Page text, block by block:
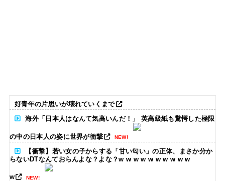
好青年の片思いが壊れていくまで
海外「日本人はなんて気高いんだ！」 英高級紙も驚愕した極限
の中の日本人の姿に世界が衝撃 NEW!
【衝撃】若い女の子からする「甘い匂い」の正体、まさか分か
らないDTなんておらんよな？よな？w w w w w w w w w w
w NEW!